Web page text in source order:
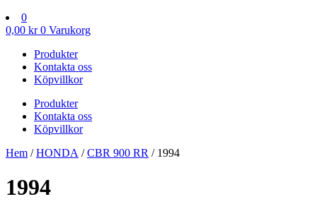
0
0,00 kr 0 Varukorg
Produkter
Kontakta oss
Köpvillkor
Produkter
Kontakta oss
Köpvillkor
Hem /HONDA /CBR 900 RR / 1994
1994